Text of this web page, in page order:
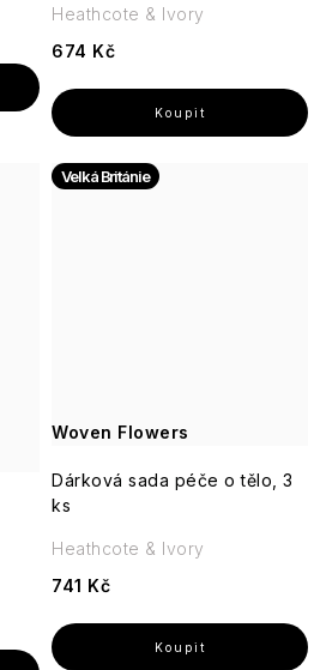
674 Kč
Heathcote & Ivory
Woven Flowers
Velká Británie
Dárková sada péče o tělo, 3
ks
741 Kč
Heathcote & Ivory